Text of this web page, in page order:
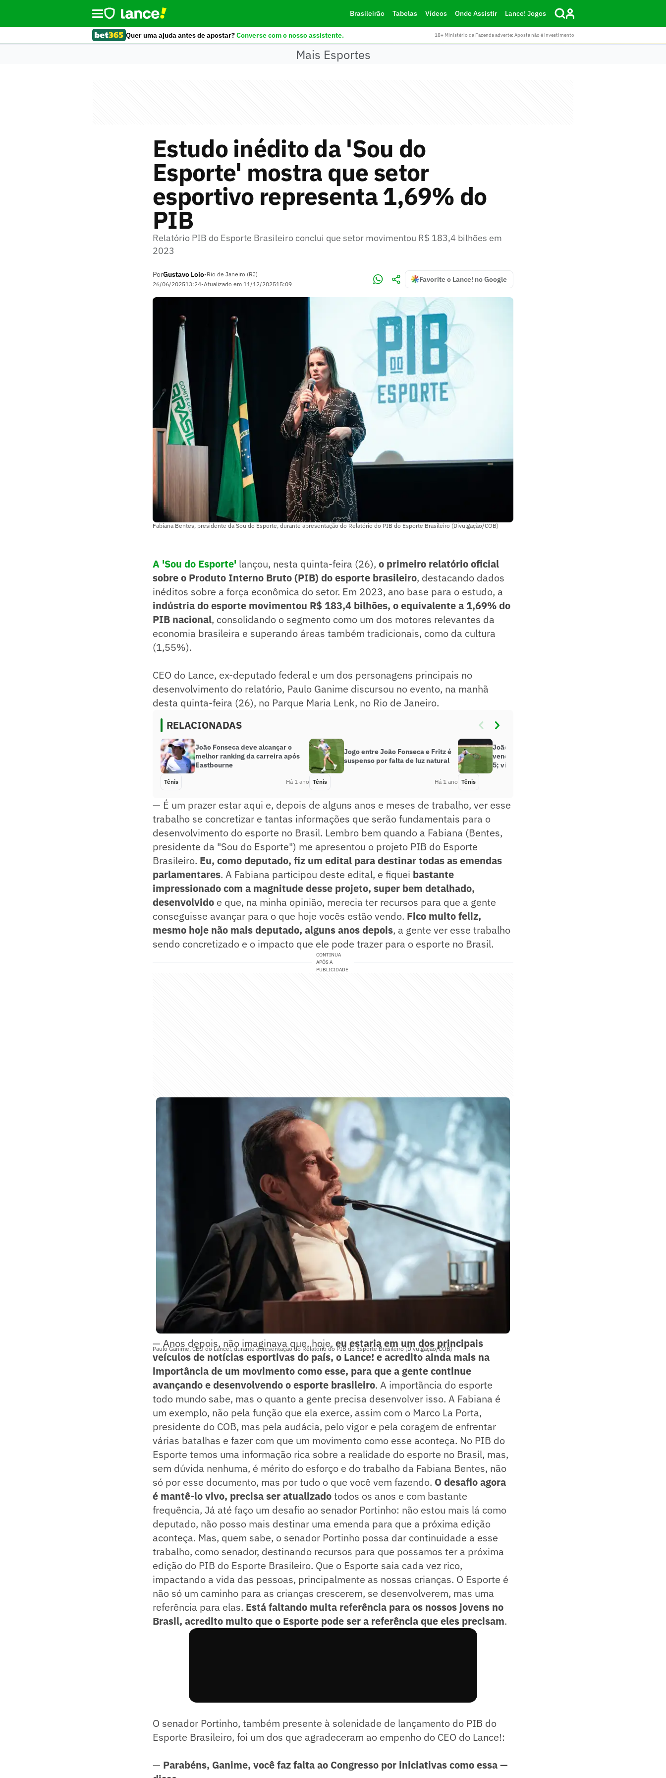
Brasileirão Tabelas Vídeos Onde Assistir Lance! Jogos
Quer uma ajuda antes de apostar?Converse com o nosso assistente. 18+ Ministério da Fazenda adverte: Aposta não é investimento
Mais Esportes
Estudo inédito da 'Sou do
Esporte' mostra que setor
esportivo representa 1,69% do
PIB
Relatório PIB do Esporte Brasileiro conclui que setor movimentou R$ 183,4 bilhões em
2023
PorGustavo Loio•Rio de Janeiro (RJ)
26/06/202513:24•Atualizado em 11/12/202515:09
Favorite o Lance! no Google
Fabiana Bentes, presidente da Sou do Esporte, durante apresentação do Relatório do PIB do Esporte Brasileiro (Divulgação/COB)
A 'Sou do Esporte' lançou, nesta quinta-feira (26), o primeiro relatório oficial
sobre o Produto Interno Bruto (PIB) do esporte brasileiro, destacando dados
inéditos sobre a força econômica do setor. Em 2023, ano base para o estudo, a
indústria do esporte movimentou R$ 183,4 bilhões, o equivalente a 1,69% do
PIB nacional, consolidando o segmento como um dos motores relevantes da
economia brasileira e superando áreas também tradicionais, como da cultura
(1,55%).
CEO do Lance, ex-deputado federal e um dos personagens principais no
desenvolvimento do relatório, Paulo Ganime discursou no evento, na manhã
desta quinta-feira (26), no Parque Maria Lenk, no Rio de Janeiro.
RELACIONADAS
João Fonseca deve alcançar o
melhor ranking da carreira após
Eastbourne
Tênis Há 1 ano
Jogo entre João Fonseca e Fritz é
suspenso por falta de luz natural
Tênis Há 1 ano
João Fonseca mostra categoria e
vence ponto na grama contra top
5; vídeo
Tênis
— É um prazer estar aqui e, depois de alguns anos e meses de trabalho, ver esse
trabalho se concretizar e tantas informações que serão fundamentais para o
desenvolvimento do esporte no Brasil. Lembro bem quando a Fabiana (Bentes,
presidente da "Sou do Esporte") me apresentou o projeto PIB do Esporte
Brasileiro. Eu, como deputado, fiz um edital para destinar todas as emendas
parlamentares. A Fabiana participou deste edital, e fiquei bastante
impressionado com a magnitude desse projeto, super bem detalhado,
desenvolvido e que, na minha opinião, merecia ter recursos para que a gente
conseguisse avançar para o que hoje vocês estão vendo. Fico muito feliz,
mesmo hoje não mais deputado, alguns anos depois, a gente ver esse trabalho
sendo concretizado e o impacto que ele pode trazer para o esporte no Brasil.
CONTINUA
APÓS A
PUBLICIDADE
Paulo Ganime, CEO do Lance!, durante apresentação do Relatório do PIB do Esporte Brasileiro (Divulgação/COB)
— Anos depois, não imaginava que, hoje, eu estaria em um dos principais
veículos de notícias esportivas do país, o Lance! e acredito ainda mais na
importância de um movimento como esse, para que a gente continue
avançando e desenvolvendo o esporte brasileiro. A importãncia do esporte
todo mundo sabe, mas o quanto a gente precisa desenvolver isso. A Fabiana é
um exemplo, não pela função que ela exerce, assim com o Marco La Porta,
presidente do COB, mas pela audácia, pelo vigor e pela coragem de enfrentar
várias batalhas e fazer com que um movimento como esse aconteça. No PIB do
Esporte temos uma informação rica sobre a realidade do esporte no Brasil, mas,
sem dúvida nenhuma, é mérito do esforço e do trabalho da Fabiana Bentes, não
só por esse documento, mas por tudo o que você vem fazendo. O desafio agora
é mantê-lo vivo, precisa ser atualizadotodos os anos e com bastante
frequência, Já até faço um desafio ao senador Portinho: não estou mais lá como
deputado, não posso mais destinar uma emenda para que a próxima edição
aconteça. Mas, quem sabe, o senador Portinho possa dar continuidade a esse
trabalho, como senador, destinando recursos para que possamos ter a próxima
edição do PIB do Esporte Brasileiro. Que o Esporte saia cada vez rico,
impactando a vida das pessoas, principalmente as nossas crianças. O Esporte é
não só um caminho para as crianças crescerem, se desenvolverem, mas uma
referência para elas. Está faltando muita referência para os nossos jovens no
Brasil, acredito muito que o Esporte pode ser a referência que eles precisam.
O senador Portinho, também presente à solenidade de lançamento do PIB do
Esporte Brasileiro, foi um dos que agradeceram ao empenho do CEO do Lance!:
— Parabéns, Ganime, você faz falta ao Congresso por iniciativas como essa —